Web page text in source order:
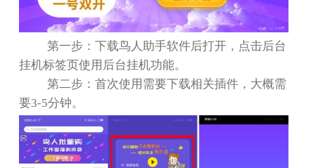
第一步：下载鸟人助手软件后打开，点击后台
挂机标签页使用后台挂机功能。
第二步：首次使用需要下载相关插件，大概需
要3-5分钟。